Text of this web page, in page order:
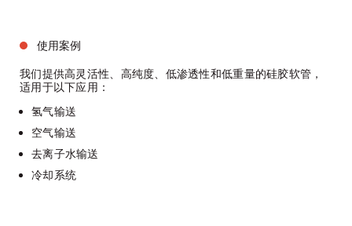
使用案例
我们提供高灵活性、高纯度、低渗透性和低重量的硅胶软管，
适用于以下应用：
氢气输送
空气输送
去离子水输送
冷却系统